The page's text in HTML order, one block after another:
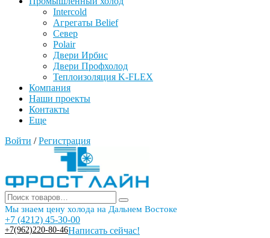
Intercold
Агрегаты Belief
Север
Polair
Двери Ирбис
Двери Профхолод
Теплоизоляция K-FLEX
Компания
Наши проекты
Контакты
Еще
Войти / Регистрация
Мы знаем цену холода на Дальнем Востоке
+7 (4212) 45-30-00
+7(962)220-80-46Написать сейчас!